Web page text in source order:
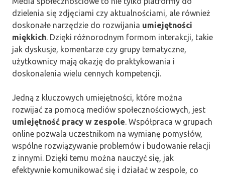
dzielenia się zdjęciami czy aktualnościami, ale również
doskonałe narzędzie do rozwijania umiejętności
miękkich . Dzięki różnorodnym formom interakcji, takie
jak dyskusje, komentarze czy grupy tematyczne,
użytkownicy mają okazję do praktykowania i
doskonalenia wielu cennych kompetencji.
Jedną z kluczowych umiejętności, które można
rozwijać za pomocą mediów społecznościowych, jest
umiejętność pracy w zespole . Współpraca w grupach
online pozwala uczestnikom na wymianę pomysłów,
wspólne rozwiązywanie problemów i budowanie relacji
z innymi. Dzięki temu można nauczyć się, jak
efektywnie komunikować się i działać w zespole, co